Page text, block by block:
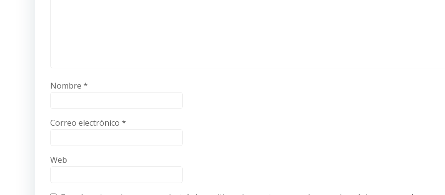
Nombre *
Correo electrónico *
Web